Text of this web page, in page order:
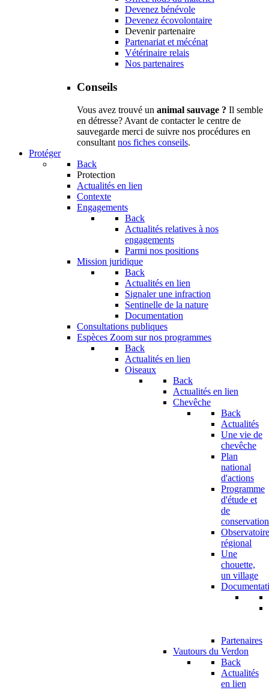
Devenez bénévole
Devenez écovolontaire
Devenir partenaire
Partenariat et mécénat
Vétérinaire relais
Nos partenaires
Conseils
Vous avez trouvé un animal sauvage ? Il semble
en détresse? Avant de contacter le centre de
sauvegarde merci de suivre nos procédures en
consultantnos fiches conseils.
Protéger
Back
Protection
Actualités en lien
Contexte
Engagements
Back
Actualités relatives à nos
engagements
Parmi nos positions
Mission juridique
Back
Actualités en lien
Signaler une infraction
Sentinelle de la nature
Documentation
Consultations publiques
Espèces Zoom sur nos programmes
Back
Actualités en lien
Oiseaux
Back
Actualités en lien
Chevêche
Back
Actualités
Une vie de
chevêche
Plan
national
d'actions
Programme
d'étude et
de
conservation
Observatoire
régional
Une
chouette,
un village
Partenaires
Vautours du Verdon
Back
Actualités
en lien